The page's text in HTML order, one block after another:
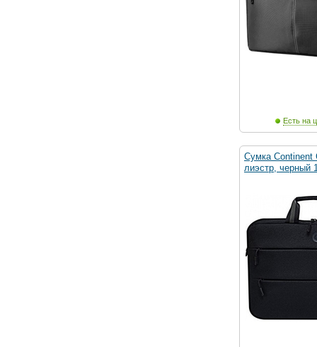
Есть на
Сумка Continent
лиэстр, черный